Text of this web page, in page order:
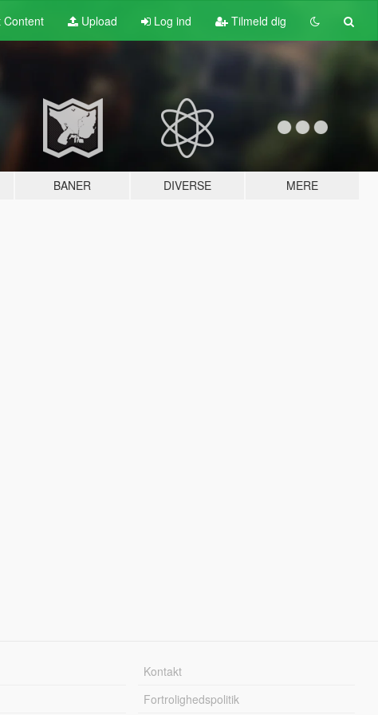
Content Upload Log ind Tilmeld dig
BANER DIVERSE MERE
Kontakt
Fortrolighedspolitik